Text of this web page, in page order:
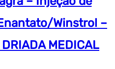
Winstrol –
MEDICAL